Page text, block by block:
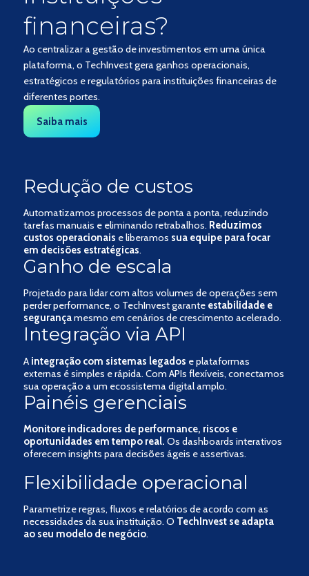
financeiras?
Ao centralizar a gestão de investimentos em uma única
plataforma, o TechInvest gera ganhos operacionais,
estratégicos e regulatórios para instituições financeiras de
diferentes portes.
Saiba mais
Redução de custos
Automatizamos processos de ponta a ponta, reduzindo
tarefas manuais e eliminando retrabalhos. Reduzimos
custos operacionais e liberamos sua equipe para focar
em decisões estratégicas.
Ganho de escala
Projetado para lidar com altos volumes de operações sem
perder performance, o TechInvest garante estabilidade e
segurançamesmo em cenários de crescimento acelerado.
Integração via API
A integração com sistemas legados e plataformas
externas é simples e rápida. Com APIs flexíveis, conectamos
sua operação a um ecossistema digital amplo.
Painéis gerenciais
Monitore indicadores de performance, riscos e
oportunidades em tempo real. Os dashboards interativos
oferecem insights para decisões ágeis e assertivas.
Flexibilidade operacional
Parametrize regras, fluxos e relatórios de acordo com as
necessidades da sua instituição. O TechInvest se adapta
ao seu modelo de negócio.